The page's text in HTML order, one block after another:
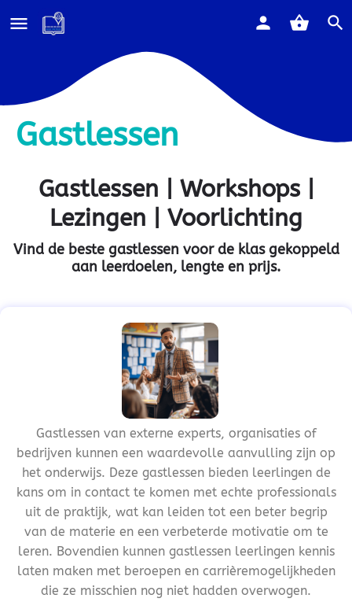
Gastlessen
Gastlessen | Workshops |
Lezingen | Voorlichting
Vind de beste gastlessen voor de klas gekoppeld
aan leerdoelen, lengte en prijs.
Gastlessen van externe experts, organisaties of
bedrijven kunnen een waardevolle aanvulling zijn op
het onderwijs. Deze gastlessen bieden leerlingen de
kans om in contact te komen met echte professionals
uit de praktijk, wat kan leiden tot een beter begrip
van de materie en een verbeterde motivatie om te
leren. Bovendien kunnen gastlessen leerlingen kennis
laten maken met beroepen en carrièremogelijkheden
die ze misschien nog niet hadden overwogen.